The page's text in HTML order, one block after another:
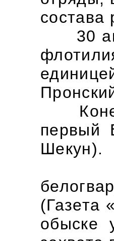
состава
30
Конец
первый
Шекун).
1
(Газета
обыске